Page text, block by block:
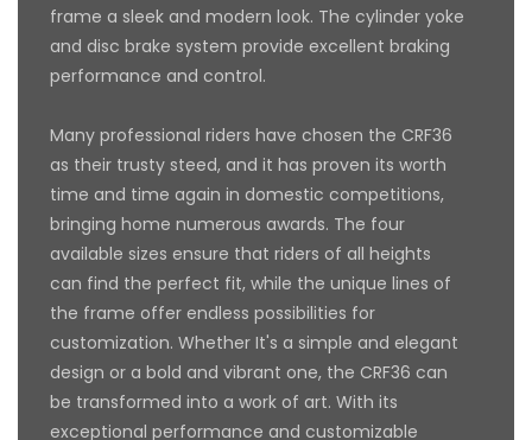
frame a sleek and modern look. The cylinder yoke
and disc brake system provide excellent braking
performance and control.
Many professional riders have chosen the CRF36
as their trusty steed, and it has proven its worth
time and time again in domestic competitions,
bringing home numerous awards. The four
available sizes ensure that riders of all heights
can find the perfect fit, while the unique lines of
the frame offer endless possibilities for
customization. Whether It's a simple and elegant
design or a bold and vibrant one, the CRF36 can
be transformed into a work of art. With its
exceptional performance and customizable